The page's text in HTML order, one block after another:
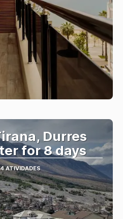
Durres
for 8 days
4 ATIVIDADES